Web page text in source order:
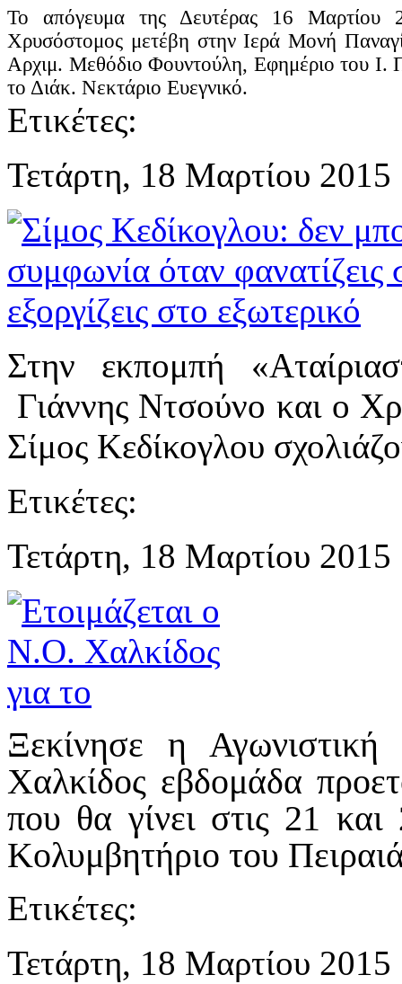
Το απόγευμα της Δευτέρας 16 Μαρτίου
Χρυσόστομος μετέβη στην Ιερά Μονή
Αρχιμ. Μεθόδιο Φουντούλη, Εφημέριο του
το Διάκ. Νεκτάριο Ευεγνικό.
Ετικέτες:
Τετάρτη, 18 Μαρτίου
Στην εκπομπή
Γιάννης Ντσούνο και ο
Σίμος Κεδίκογλου
Ετικέτες:
Τετάρτη, 18 Μαρτίου
Ξεκίνησε η
Χαλκίδος εβδομάδα
που θα γίνει στις 21
Κολυμβητήριο του
Ετικέτες:
Τετάρτη, 18 Μαρτίου